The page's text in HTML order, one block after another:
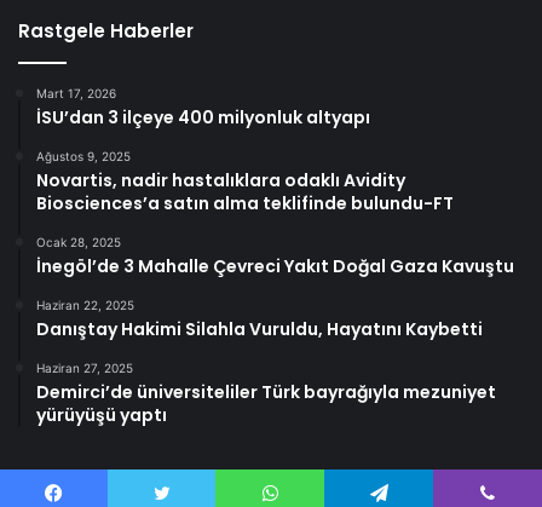
Rastgele Haberler
Mart 17, 2026
İSU’dan 3 ilçeye 400 milyonluk altyapı
Ağustos 9, 2025
Novartis, nadir hastalıklara odaklı Avidity
Biosciences’a satın alma teklifinde bulundu-FT
Ocak 28, 2025
İnegöl’de 3 Mahalle Çevreci Yakıt Doğal Gaza Kavuştu
Haziran 22, 2025
Danıştay Hakimi Silahla Vuruldu, Hayatını Kaybetti
Haziran 27, 2025
Demirci’de üniversiteliler Türk bayrağıyla mezuniyet
yürüyüşü yaptı